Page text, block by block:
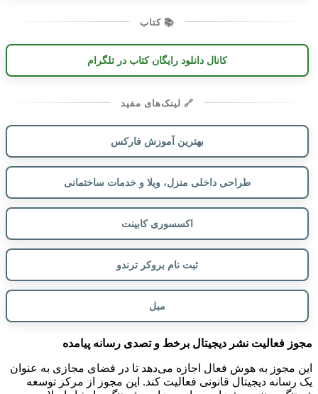
📚 کتاب
کانال دانلود رایگان کتاب در تلگرام
🔗 لینک‌های مفید
بهترین آموزش فارکس
طراحی داخلی منزل، ویلا و خدمات ساختمانی
اکسسوری کابینت
ثبت نام بروکر ترندو
مبل
مجوز فعالیت نشر دیجیتال برخط و تصدی رسانه پیامده
این مجوز به هوش فعال اجازه می‌دهد تا در فضای مجازی به عنوان
یک رسانه دیجیتال قانونی فعالیت کند. این مجوز از مرکز توسعه